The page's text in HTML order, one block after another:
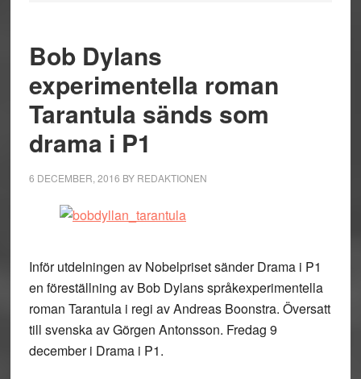
Bob Dylans
experimentella roman
Tarantula sänds som
drama i P1
6 DECEMBER, 2016 BY REDAKTIONEN
Inför utdelningen av Nobelpriset sänder Drama i P1
en föreställning av Bob Dylans språkexperimentella
roman Tarantula i regi av Andreas Boonstra. Översatt
till svenska av Görgen Antonsson. Fredag 9
december i Drama i P1.